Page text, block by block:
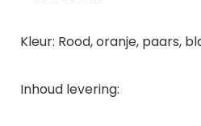
Kleur: Rood, oranje, paars,
Inhoud levering: